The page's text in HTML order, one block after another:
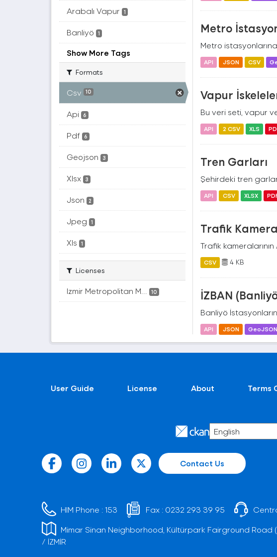
Arabalı Vapur 1
Banliyö 1
Show More Tags
Formats
Csv 10
Api 6
Pdf 6
Geojson 3
Xlsx 3
Json 2
Jpeg 1
Xls 1
Licenses
Izmir Metropolitan M... 10
Metro
Metro
API JSON CSV
Vapur
Bu veri seti, vapur
API 2 CSV XLS
Tren Garları
Şehirdeki tren
API CSV XLSX
Trafik
Trafik
CSV 4 KB
İZBAN
Banliyö
API JSON GeoJSON
User Guide License About Terms
Contact Us
HIM Phone :153 Fax : 0232 293 39 95
Mimar Sinan Neighborhood, Kültürpark Fairground Road
/ İZMİR